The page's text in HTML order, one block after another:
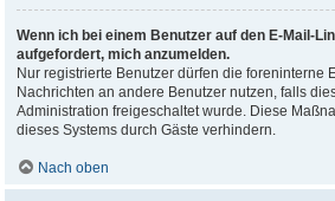
Wenn ich bei einem Benutzer auf den E-Mail-
aufgefordert, mich anzumelden.
Nur registrierte Benutzer dürfen die foreninterne
Nachrichten an andere Benutzer nutzen, falls
Administration freigeschaltet wurde. Diese
dieses Systems durch Gäste verhindern.
Nach oben